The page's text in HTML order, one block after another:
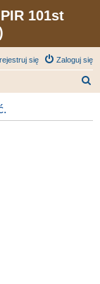
101st
Zaloguj się
się